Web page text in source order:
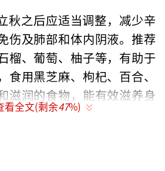
秋之后应适当调整，减少辛
伤及肺部和体内阴液。推荐
榴、葡萄、柚子等，有助于
食用黑芝麻、枸杞、百合、
滋润的食物，能有效滋养身
看全文(剩余47%)